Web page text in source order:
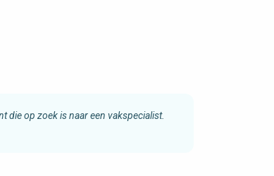
die op zoek is naar een vakspecialist.